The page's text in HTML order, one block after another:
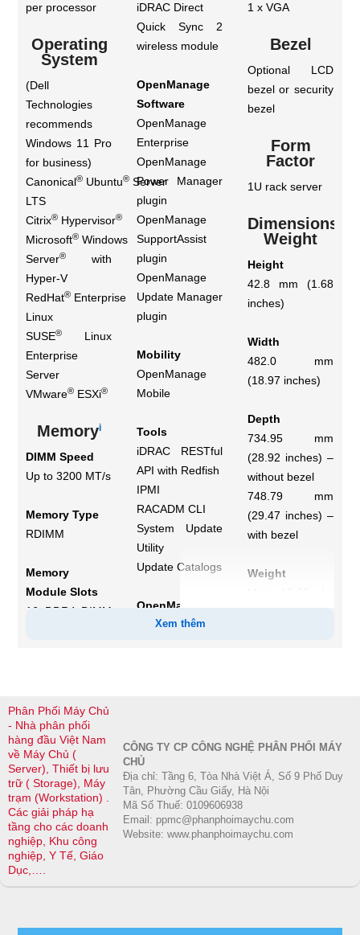
per processor
Operating
System
(Dell
Technologies
recommends
Windows 11 Pro
for business)
Canonical® Ubuntu® Server
LTS
Citrix® Hypervisor®
Microsoft® Windows
Server®
with
Hyper-V
RedHat® Enterprise
Linux
SUSE®
Linux
Enterprise
Server
VMware® ESXi®
Memoryi
DIMM Speed
Up to 3200 MT/s
Memory Type
RDIMM
Memory
Module Slots
16 DDR4 DIMM
Storage
Front Bays
0 drive bay
Up to 4 x 3.5-
inch SAS/SATA
(HDD/SSD) max
64 TB
Up to 8 x 2.5-
inch
(HDD/SSD) max
iDRAC Direct
Quick Sync 2
wireless module
OpenManage
Software
OpenManage
Enterprise
OpenManage
Power Manager
plugin
OpenManage
SupportAssist
plugin
OpenManage
Update Manager
plugin
Mobility
OpenManage
Mobile
Tools
iDRAC RESTful
API with Redfish
IPMI
RACADM CLI
System Update
Utility
Update Catalogs
OpenManage
Integrations
and vRealize
Operations
Manager
OpenManage
Connections
1 x VGA
Bezel
Optional LCD
bezel or security
bezel
Form
Factor
1U rack server
Dimensions &
Weight
Height
42.8 mm (1.68
inches)
Width
482.0 mm
(18.97 inches)
Depth
734.95 mm
(28.92 inches) –
without bezel
748.79 mm
(29.47 inches) –
with bezel
Weight
(41.05 lbs.)
management
arm (CMA) and
strain relief bar
racks.
Combo (Drop-
Xem thêm
Phân Phối Máy Chủ
- Nhà phân phối
hàng đầu Việt Nam
về Máy Chủ (
Server), Thiết bị lưu
trữ ( Storage), Máy
trạm (Workstation) .
Các giải pháp hạ
tầng cho các doanh
nghiệp, Khu công
nghiệp, Y Tế, Giáo
Dục,….
CÔNG TY CP CÔNG NGHỆ PHÂN PHỐI MÁY
CHỦ
Địa chỉ: Tầng 6, Tòa Nhà Việt Á, Số 9 Phố Duy
Tân, Phường Cầu Giấy, Hà Nội
Mã Số Thuế: 0109606938
Email: ppmc@phanphoimaychu.com
Website: www.phanphoimaychu.com